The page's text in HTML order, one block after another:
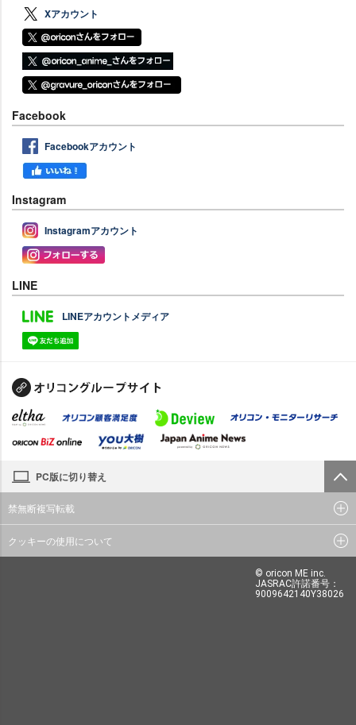
Xアカウント
Facebook
Facebookアカウント
Instagram
Instagramアカウント
LINE
LINEアカウントメディア
PC版に切り替え
禁無断複写転載
クッキーの使用について
© oricon ME inc.
JASRAC許諾番号：
9009642140Y38026